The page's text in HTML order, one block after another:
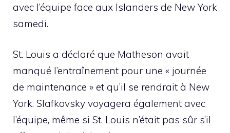
avec l’équipe face aux Islanders de New York
samedi.
St. Louis a déclaré que Matheson avait
manqué l’entraînement pour une « journée
de maintenance » et qu’il se rendrait à New
York. Slafkovsky voyagera également avec
l’équipe, même si St. Louis n’était pas sûr s’il